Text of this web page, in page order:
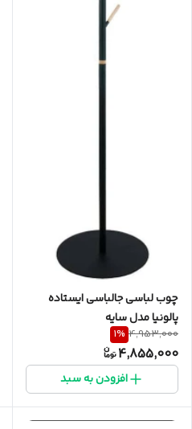
چوب لباسی جالباسی ایستاده
پالونیا مدل سایه
4,953,000
1%
4,855,000
افزودن به سبد